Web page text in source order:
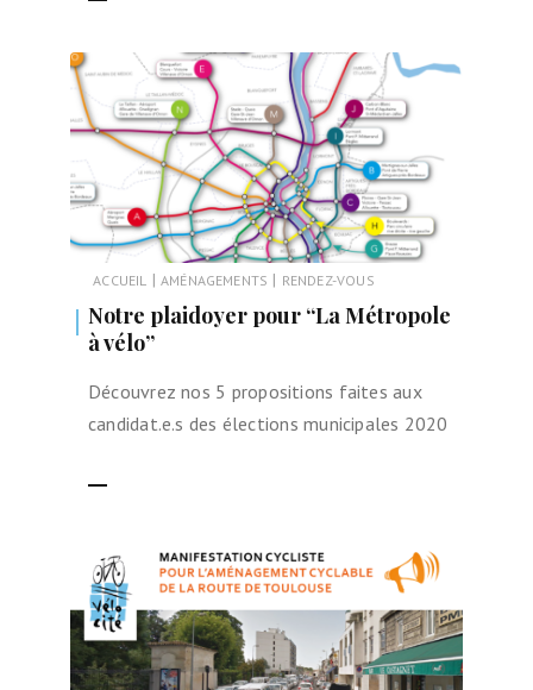
ACCUEIL | AMÉNAGEMENTS | RENDEZ-VOUS
Notre plaidoyer pour “La Métropole
à vélo”
Découvrez nos 5 propositions faites aux
candidat.e.s des élections municipales 2020